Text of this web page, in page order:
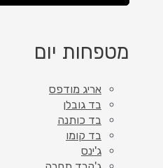
מטפחות יום
אריג מודפס
בד גובלן
בד כותנה
בד קומו
ג'ינס